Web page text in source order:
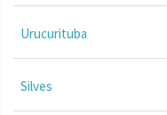
Urucurituba
Silves